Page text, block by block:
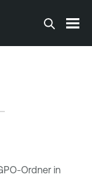
Ordner in